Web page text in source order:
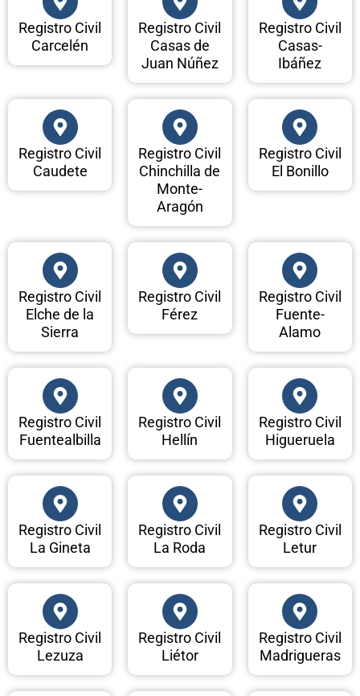
Registro Civil
Carcelén
Registro Civil
Casas de
Juan Núñez
Registro Civil
Casas-
Ibáñez
Registro Civil
Caudete
Registro Civil
Chinchilla de
Monte-
Aragón
Registro Civil
El Bonillo
Registro Civil
Elche de la
Sierra
Registro Civil
Férez
Registro Civil
Fuente-
Alamo
Registro Civil
Fuentealbilla
Registro Civil
Hellín
Registro Civil
Higueruela
Registro Civil
La Gineta
Registro Civil
La Roda
Registro Civil
Letur
Registro Civil
Lezuza
Registro Civil
Liétor
Registro Civil
Madrigueras